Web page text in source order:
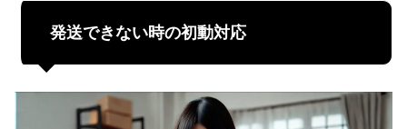
発送できない時の初動対応